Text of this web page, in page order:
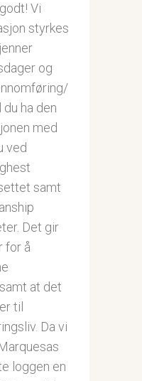
Vi
styrkes
og
ha den
med
ved
samt
Det gir
for å
at det
til
Da vi
loggen en